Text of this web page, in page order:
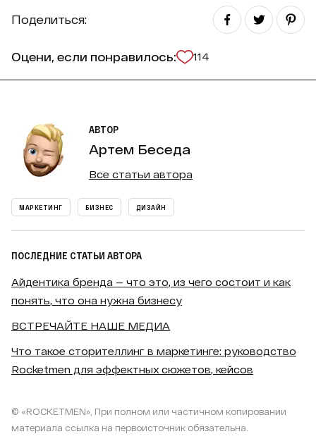
Поделиться:
Оцени, если понравилось: 114
АВТОР
Артем Беседа
Все статьи автора
МАРКЕТИНГ БИЗНЕС ДИЗАЙН
ПОСЛЕДНИЕ СТАТЬИ АВТОРА
Айдентика бренда — что это, из чего состоит и как
понять, что она нужна бизнесу
ВСТРЕЧАЙТЕ НАШЕ МЕДИА
Что такое сторителлинг в маркетинге: руководство
Rocketmen для эффектных сюжетов, кейсов
© «ROCKETMEN», При полном или частичном копировании
материала ссылка на первоисточник обязательна.